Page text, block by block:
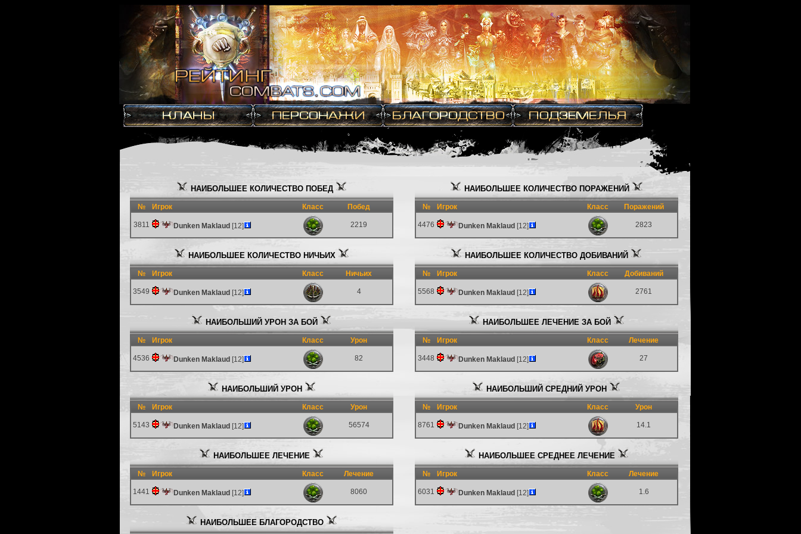
НАИБОЛЬШЕЕ КОЛИЧЕСТВО ПОБЕД
№ Игрок Класс Побед
3811 Dunken Maklaud [12] 2219
НАИБОЛЬШЕЕ КОЛИЧЕСТВО ПОРАЖЕНИЙ
№ Игрок Класс Поражений
4476 Dunken Maklaud [12] 2823
НАИБОЛЬШЕЕ КОЛИЧЕСТВО НИЧЬИХ
№ Игрок Класс Ничьих
3549 Dunken Maklaud [12] 4
НАИБОЛЬШЕЕ КОЛИЧЕСТВО ДОБИВАНИЙ
№ Игрок Класс Добиваний
5568 Dunken Maklaud [12] 2761
НАИБОЛЬШИЙ УРОН ЗА БОЙ
№ Игрок Класс Урон
4536 Dunken Maklaud [12] 82
НАИБОЛЬШЕЕ ЛЕЧЕНИЕ ЗА БОЙ
№ Игрок Класс Лечение
3448 Dunken Maklaud [12] 27
НАИБОЛЬШИЙ УРОН
№ Игрок Класс Урон
5143 Dunken Maklaud [12] 56574
НАИБОЛЬШИЙ СРЕДНИЙ УРОН
№ Игрок Класс Урон
8761 Dunken Maklaud [12] 14.1
НАИБОЛЬШЕЕ ЛЕЧЕНИЕ
№ Игрок Класс Лечение
1441 Dunken Maklaud [12] 8060
НАИБОЛЬШЕЕ СРЕДНЕЕ ЛЕЧЕНИЕ
№ Игрок Класс Лечение
6031 Dunken Maklaud [12] 1.6
НАИБОЛЬШЕЕ БЛАГОРОДСТВО